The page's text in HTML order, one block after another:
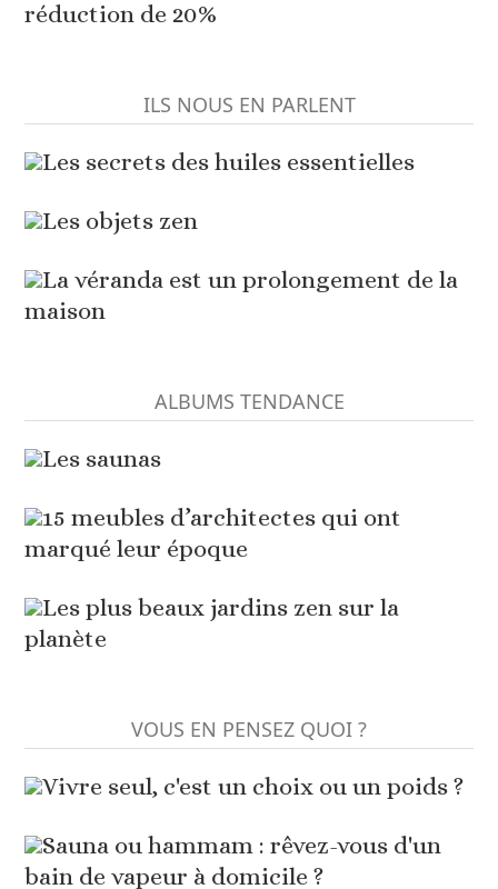
réduction de 20%
ILS NOUS EN PARLENT
Les secrets des huiles essentielles
Les objets zen
La véranda est un prolongement de la
maison
ALBUMS TENDANCE
Les saunas
15 meubles d’architectes qui ont
marqué leur époque
Les plus beaux jardins zen sur la
planète
VOUS EN PENSEZ QUOI ?
Vivre seul, c'est un choix ou un poids ?
Sauna ou hammam : rêvez-vous d'un
bain de vapeur à domicile ?